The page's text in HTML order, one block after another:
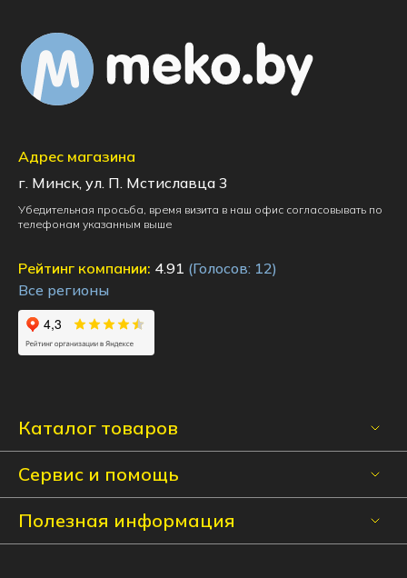
Каталог товаров
Сервис и помощь
Полезная информация
Адрес магазина
г. Минск, ул. П. Мстиславца 3
Убедительная просьба, время визита в наш офис согласовывать по
телефонам указанным выше
Рейтинг компании: 4.91 (Голосов: 12)
Все регионы